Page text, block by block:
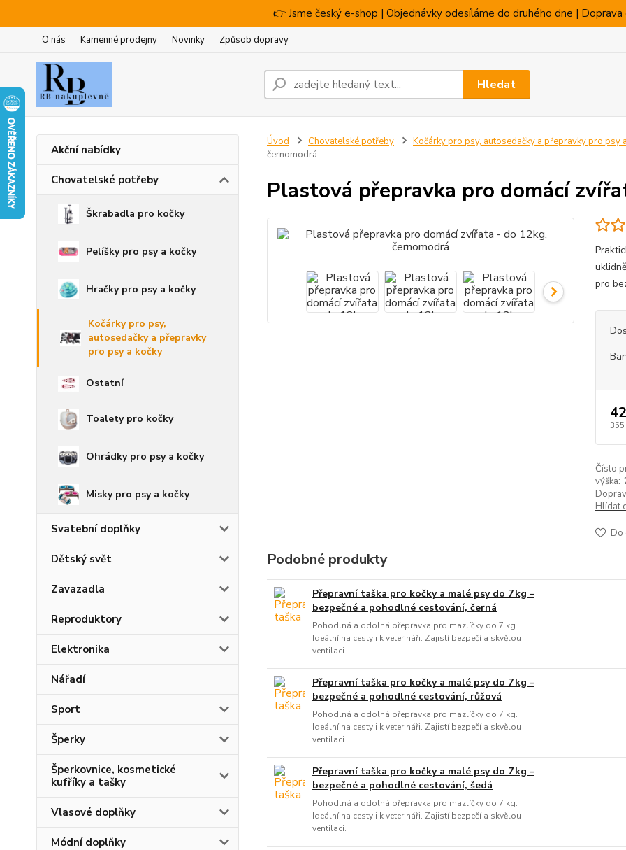
👉 Jsme český e-shop | Objednávky odesíláme do druhého dne | Doprava
O nás Kamenné prodejny Novinky Způsob dopravy
Hledat
Akční nabídky
Chovatelské potřeby
Škrabadla pro kočky
Pelíšky pro psy a kočky
Hračky pro psy a kočky
Kočárky pro psy,
autosedačky a přepravky
pro psy a kočky
Ostatní
Toalety pro kočky
Ohrádky pro psy a kočky
Misky pro psy a kočky
Svatební doplňky
Dětský svět
Zavazadla
Reproduktory
Elektronika
Nářadí
Sport
Šperky
Šperkovnice, kosmetické
kufříky a tašky
Vlasové doplňky
Módní doplňky
Úvod Chovatelské potřeby
Kočárky pro psy, autosedačky a přepravky pro psy
černomodrá
Plastová přepravka pro domácí
pro
355
Číslo
výška:
Hlídat
Do
Podobné produkty
Přepravní taška pro kočky a malé psy do 7 kg –
bezpečné a pohodlné cestování, černá
Pohodlná a odolná přepravka pro mazlíčky do 7 kg.
Ideální na cesty i k veterináři. Zajistí bezpečí a skvělou
ventilaci.
Přepravní taška pro kočky a malé psy do 7 kg –
bezpečné a pohodlné cestování, růžová
Pohodlná a odolná přepravka pro mazlíčky do 7 kg.
Ideální na cesty i k veterináři. Zajistí bezpečí a skvělou
ventilaci.
Přepravní taška pro kočky a malé psy do 7 kg –
bezpečné a pohodlné cestování, šedá
Pohodlná a odolná přepravka pro mazlíčky do 7 kg.
Ideální na cesty i k veterináři. Zajistí bezpečí a skvělou
ventilaci.